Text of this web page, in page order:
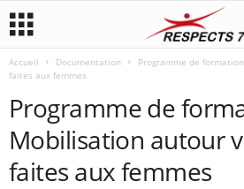
Accueil Documentation
Programme de
faites aux femmes
Programme de
Mobilisation autour
faites aux femmes